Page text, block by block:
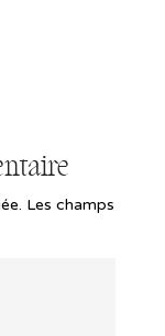
Les champs